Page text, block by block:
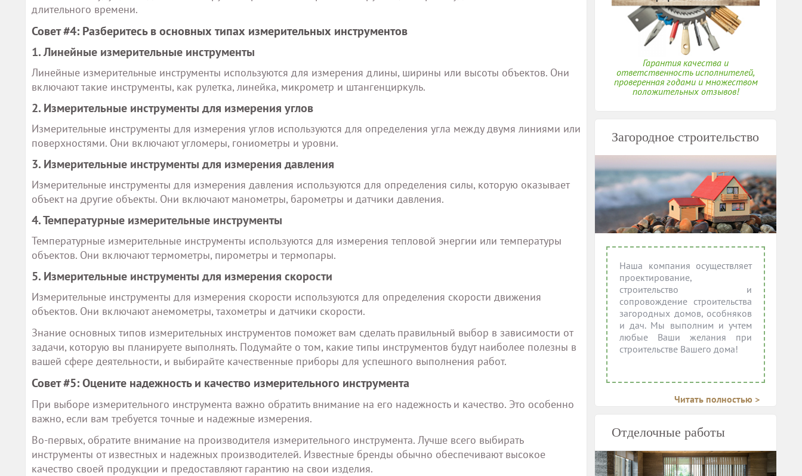
длительного времени.
Совет #4: Разберитесь в основных типах измерительных инструментов
1. Линейные измерительные инструменты
Линейные измерительные инструменты используются для измерения длины, ширины или высоты объектов. Они
включают такие инструменты, как рулетка, линейка, микрометр и штангенциркуль.
2. Измерительные инструменты для измерения углов
Измерительные инструменты для измерения углов используются для определения угла между двумя линиями или
поверхностями. Они включают угломеры, гониометры и уровни.
3. Измерительные инструменты для измерения давления
Измерительные инструменты для измерения давления используются для определения силы, которую оказывает
объект на другие объекты. Они включают манометры, барометры и датчики давления.
4. Температурные измерительные инструменты
Температурные измерительные инструменты используются для измерения тепловой энергии или температуры
объектов. Они включают термометры, пирометры и термопары.
5. Измерительные инструменты для измерения скорости
Измерительные инструменты для измерения скорости используются для определения скорости движения
объектов. Они включают анемометры, тахометры и датчики скорости.
Знание основных типов измерительных инструментов поможет вам сделать правильный выбор в зависимости от
задачи, которую вы планируете выполнять. Подумайте о том, какие типы инструментов будут наиболее полезны в
вашей сфере деятельности, и выбирайте качественные приборы для успешного выполнения работ.
Совет #5: Оцените надежность и качество измерительного инструмента
При выборе измерительного инструмента важно обратить внимание на его надежность и качество. Это особенно
важно, если вам требуется точные и надежные измерения.
Во-первых, обратите внимание на производителя измерительного инструмента. Лучше всего выбирать
инструменты от известных и надежных производителей. Известные бренды обычно обеспечивают высокое
качество своей продукции и предоставляют гарантию на свои изделия.
Гарантия качества и
ответственность исполнителей,
проверенная годами и множеством
положительных отзывов!
Загородное строительство
Наша компания осуществляет
проектирование,
строительство и
сопровождение строительства
загородных домов, особняков
и дач. Мы выполним и учтем
любые Ваши желания при
строительстве Вашего дома!
Читать полностью >
Отделочные работы